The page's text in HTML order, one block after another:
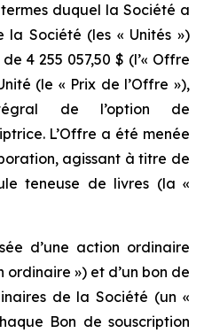
duquel la Société a
la Société (les « Unités »)
4 255 057,50 $ (l’« Offre
(le « Prix de l’Offre »),
de l’option de
L’Offre a été menée
agissant à titre de
teneuse de livres (la «
d’une action ordinaire
») et d’un bon de
de la Société (un «
Bon de souscription